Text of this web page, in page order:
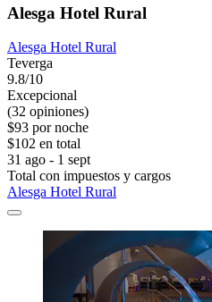
Alesga Hotel Rural
Alesga Hotel Rural
Teverga
9.8/10
Excepcional
(32 opiniones)
$93 por noche
$102 en total
31 ago - 1 sept
Total con impuestos y cargos
Alesga Hotel Rural